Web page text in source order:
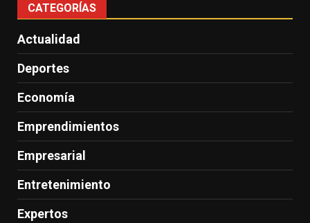
CATEGORÍAS
Actualidad
Deportes
Economía
Emprendimientos
Empresarial
Entretenimiento
Expertos